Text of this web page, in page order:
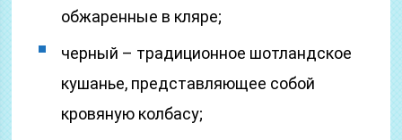
обжаренные в кляре;
черный – традиционное шотландское
кушанье, представляющее собой
кровяную колбасу;